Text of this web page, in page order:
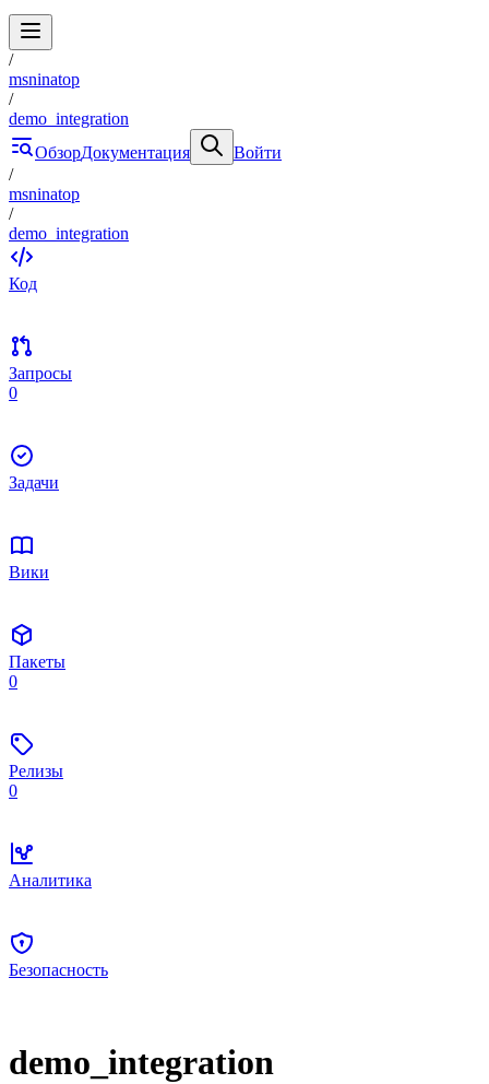
/
msninatop
/
demo_integration
ОбзорДокументация
Войти
/
msninatop
/
demo_integration
Код
Запросы
0
Задачи
Вики
Пакеты
0
Релизы
0
Аналитика
Безопасность
demo_integration